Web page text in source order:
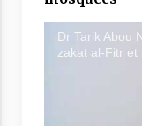
Dr Tarik Abou
zakat al-Fitr et